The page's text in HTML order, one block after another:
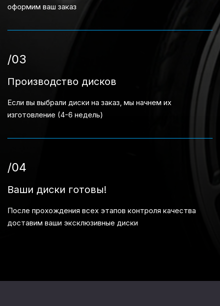
оформим ваш заказ
/03
Производство дисков
Если вы выбрали диски на заказ, мы начнем их
изготовление (4-6 недель)
/04
Ваши диски готовы!
После прохождения всех этапов контроля качества
доставим ваши эксклюзивные диски